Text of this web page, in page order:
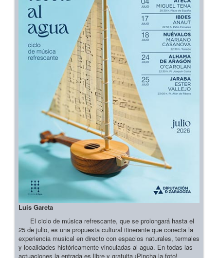
Luis Gareta
El ciclo de música refrescante, que se prolongará hasta el
25 de julio, es una propuesta cultural itinerante que conecta la
experiencia musical en directo con espacios naturales, termales
y localidades históricamente vinculadas al agua. En todas las
actuaciones la entrada es libre y gratuita ¡Pincha la foto!